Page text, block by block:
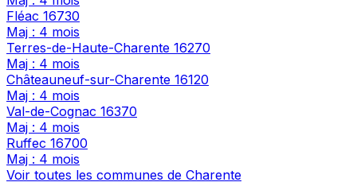
Fléac 16730
Maj : 4 mois
Terres-de-Haute-Charente 16270
Maj : 4 mois
Châteauneuf-sur-Charente 16120
Maj : 4 mois
Val-de-Cognac 16370
Maj : 4 mois
Ruffec 16700
Maj : 4 mois
Voir toutes les communes de Charente